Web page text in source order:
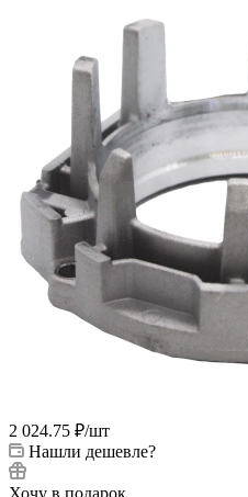
2 024.75 ₽/шт
Нашли дешевле?
Хочу в подарок